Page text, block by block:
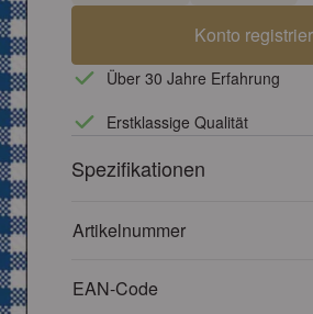
Konto
Über 30 Jahre Erfahrung
Erstklassige Qualität
Spezifikationen
Artikelnummer
EAN-Code